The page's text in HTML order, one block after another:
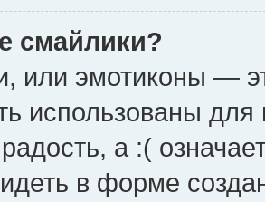
смайлики?
или эмотиконы —
использованы
а :(
в форме